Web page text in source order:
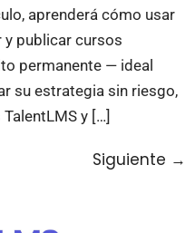
aprenderá cómo usar
y publicar cursos
permanente — ideal
su estrategia sin riesgo,
y […]
Siguiente →